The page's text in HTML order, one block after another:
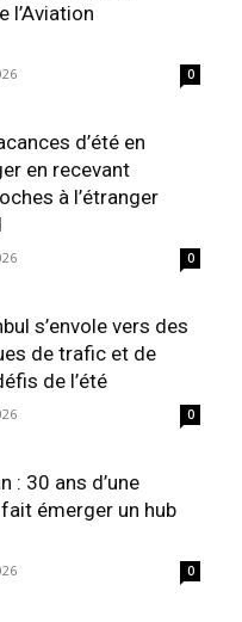
l’Aviation
0
d’été en
en recevant
à l’étranger
0
s’envole vers des
de trafic et de
de l’été
0
: 30 ans d’une
émerger un hub
0